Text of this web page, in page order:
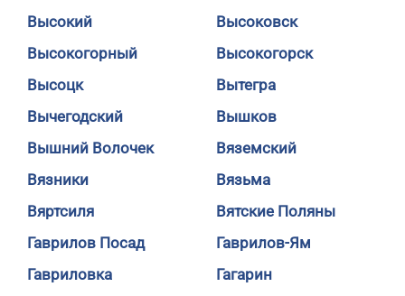
Высокий
Высоковск
Высокогорный
Высокогорск
Высоцк
Вытегра
Вычегодский
Вышков
Вышний Волочек
Вяземский
Вязники
Вязьма
Вяртсиля
Вятские Поляны
Гаврилов Посад
Гаврилов-Ям
Гавриловка
Гагарин